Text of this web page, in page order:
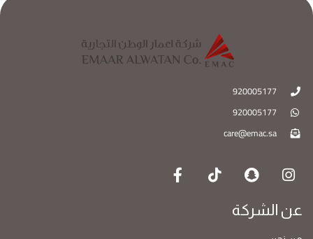
920005177
920005177
care@emac.sa
عن الشركة